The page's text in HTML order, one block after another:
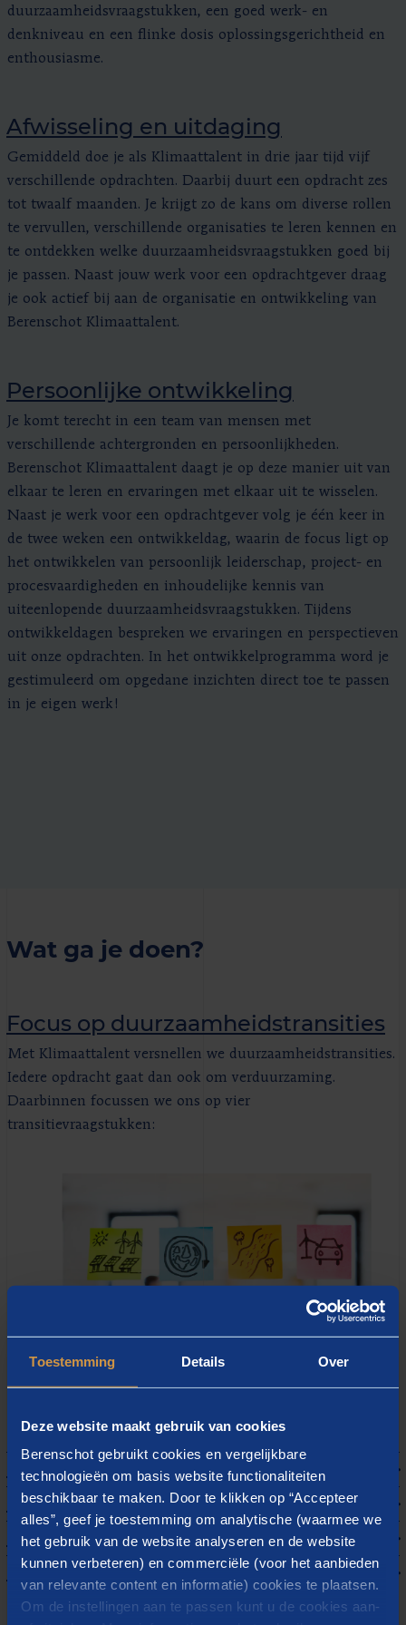
Toestemming Details Over
Deze website maakt gebruik van cookies
Berenschot gebruikt cookies en vergelijkbare
technologieën om basis website functionaliteiten
beschikbaar te maken. Door te klikken op “Accepteer
alles”, geef je toestemming om analytische (waarmee we
het gebruik van de website analyseren en de website
kunnen verbeteren) en commerciële (voor het aanbieden
van relevante content en informatie) cookies te plaatsen.
Om de instellingen aan te passen kunt u de cookies aan-
duurzaamheidsvraagstukken, een goed werk- en
denkniveau en een flinke dosis oplossingsgerichtheid en
enthousiasme.
Afwisseling en uitdaging
Gemiddeld doe je als Klimaattalent in drie jaar tijd vijf
verschillende opdrachten. Daarbij duurt een opdracht zes
tot twaalf maanden. Je krijgt zo de kans om diverse rollen
te vervullen, verschillende organisaties te leren kennen en
te ontdekken welke duurzaamheidsvraagstukken goed bij
je passen. Naast jouw werk voor een opdrachtgever draag
je ook actief bij aan de organisatie en ontwikkeling van
Berenschot Klimaattalent.
Persoonlijke ontwikkeling
Je komt terecht in een team van mensen met
verschillende achtergronden en persoonlijkheden.
Berenschot Klimaattalent daagt je op deze manier uit van
elkaar te leren en ervaringen met elkaar uit te wisselen.
Naast je werk voor een opdrachtgever volg je één keer in
de twee weken een ontwikkeldag, waarin de focus ligt op
het ontwikkelen van persoonlijk leiderschap, project- en
procesvaardigheden en inhoudelijke kennis van
uiteenlopende duurzaamheidsvraagstukken. Tijdens
ontwikkeldagen bespreken we ervaringen en perspectieven
uit onze opdrachten. In het ontwikkelprogramma word je
gestimuleerd om opgedane inzichten direct toe te passen
in je eigen werk!
Wat ga je doen?
Focus op duurzaamheidstransities
Met Klimaattalent versnellen we duurzaamheidstransities.
Iedere opdracht gaat dan ook om verduurzaming.
Daarbinnen focussen we ons op vier
transitievraagstukken:
Energietransitie
We maken de overstap van fossiele naar duurzame
energie. Dat brengt allerlei vragen met zich mee,
zoals het oplossen van netcongestie, het opwekken
van hernieuwbare energie en het sturen op een
sociale en rechtvaardige energietransitie.Bekijk hoe
wij onze opdrachtgevers helpen in de
Circulaire economie
economie. Dat betekent dat we zuiniger moeten
omgaan met grondstoffen, kringlopen sluiten en
veel meer hergebruiken. Wij werken onder meer aan
Duurzame mobiliteit
We gaan naar een zero emissie mobiliteitssysteem.
Dat doen we vanuit de trias mobilica: eerst het
reduceren van CO2 -uitstoot in mobiliteit door het
Klimaatbestendige leefomgeving
Naast het tegengaan van klimaatverandering